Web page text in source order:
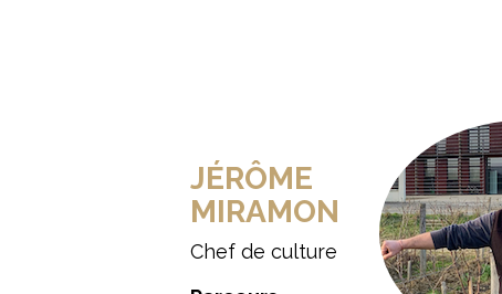
JÉRÔME
MIRAMON
Chef de culture